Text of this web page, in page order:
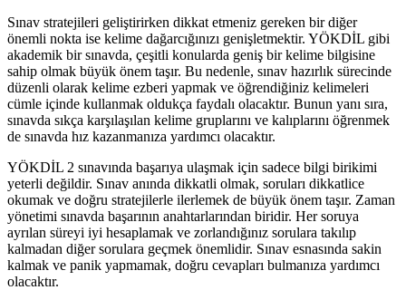
Sınav stratejileri geliştirirken dikkat etmeniz gereken bir diğer
önemli nokta ise kelime dağarcığınızı genişletmektir. YÖKDİL gibi
akademik bir sınavda, çeşitli konularda geniş bir kelime bilgisine
sahip olmak büyük önem taşır. Bu nedenle, sınav hazırlık sürecinde
düzenli olarak kelime ezberi yapmak ve öğrendiğiniz kelimeleri
cümle içinde kullanmak oldukça faydalı olacaktır. Bunun yanı sıra,
sınavda sıkça karşılaşılan kelime gruplarını ve kalıplarını öğrenmek
de sınavda hız kazanmanıza yardımcı olacaktır.
YÖKDİL 2 sınavında başarıya ulaşmak için sadece bilgi birikimi
yeterli değildir. Sınav anında dikkatli olmak, soruları dikkatlice
okumak ve doğru stratejilerle ilerlemek de büyük önem taşır. Zaman
yönetimi sınavda başarının anahtarlarından biridir. Her soruya
ayrılan süreyi iyi hesaplamak ve zorlandığınız sorulara takılıp
kalmadan diğer sorulara geçmek önemlidir. Sınav esnasında sakin
kalmak ve panik yapmamak, doğru cevapları bulmanıza yardımcı
olacaktır.